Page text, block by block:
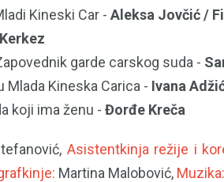
Kineski Car - Aleksa Jovčić /
garde carskog suda -
Mlada Kineska Carica - Ivana
koji ima ženu - Đorđe Kreča
Asistentkinja režije i
Martina Malobović, Muzika: